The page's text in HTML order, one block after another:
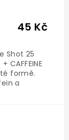
45 Kč
Shot 25
CAFFEINE
formě.
a